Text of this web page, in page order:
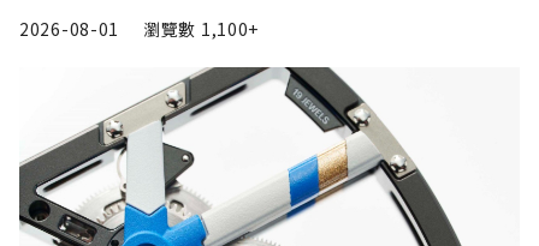
2026-08-01
瀏覽數 1,100+